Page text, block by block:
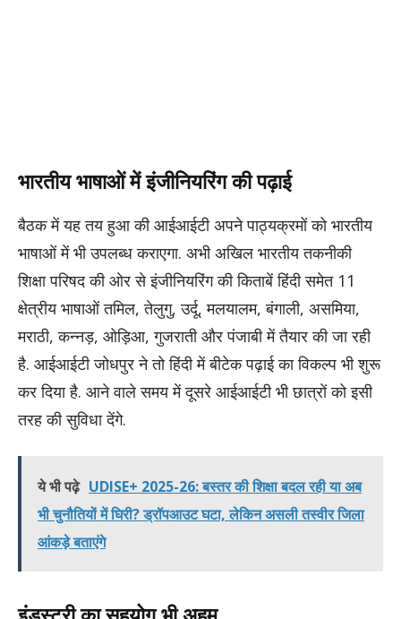
भारतीय भाषाओं में इंजीनियरिंग की पढ़ाई
बैठक में यह तय हुआ की आईआईटी अपने पाठ्यक्रमों को भारतीय
भाषाओं में भी उपलब्ध कराएगा. अभी अखिल भारतीय तकनीकी
शिक्षा परिषद की ओर से इंजीनियरिंग की किताबें हिंदी समेत 11
क्षेत्रीय भाषाओं तमिल, तेलुगु, उर्दू, मलयालम, बंगाली, असमिया,
मराठी, कन्नड़, ओड़िआ, गुजराती और पंजाबी में तैयार की जा रही
है. आईआईटी जोधपुर ने तो हिंदी में बीटेक पढ़ाई का विकल्प भी शुरू
कर दिया है. आने वाले समय में दूसरे आईआईटी भी छात्रों को इसी
तरह की सुविधा देंगे.
ये भी पढ़े UDISE+ 2025-26: बस्तर की शिक्षा बदल रही या अब
भी चुनौतियों में घिरी? ड्रॉपआउट घटा, लेकिन असली तस्वीर जिला
आंकड़े बताएंगे